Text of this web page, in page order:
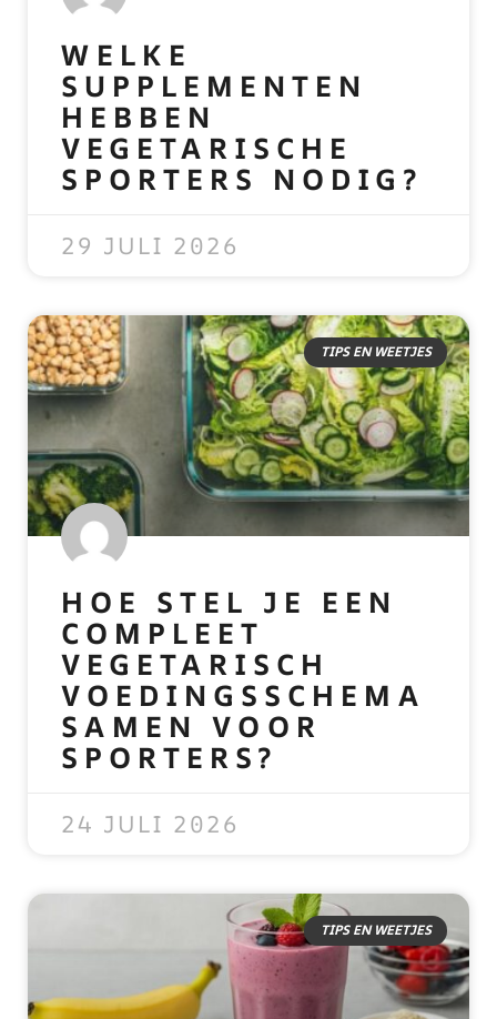
WELKE
SUPPLEMENTEN
HEBBEN
VEGETARISCHE
SPORTERS NODIG?
29 JULI 2026
TIPS EN WEETJES
HOE STEL JE EEN
COMPLEET
VEGETARISCH
VOEDINGSSCHEMA
SAMEN VOOR
SPORTERS?
24 JULI 2026
TIPS EN WEETJES